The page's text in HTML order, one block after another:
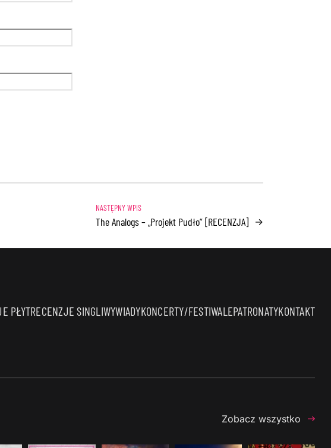
The Analogs – „Projekt Pudło” [RECENZJA] →
PŁYTRECENZJE SINGLIWYWIADYKONCERTY/FESTIWALEPATRONATYKONTAKT
Zobacz wszystko